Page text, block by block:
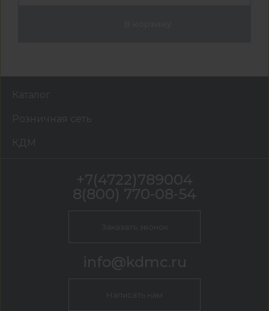
Каталог
Розничная сеть
КДМ
+7(4722)789004
8(800) 770-08-54
Заказать звонок
info@kdmc.ru
Написать нам